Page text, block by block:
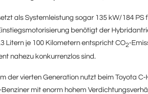
als Systemleistung sogar 135 kW/184 PS
benötigt der
Litern je 100 Kilometern entspricht CO2-
nahezu konkurrenzlos sind.
der vierten Generation nutzt beim Toyota
mit enorm hohem